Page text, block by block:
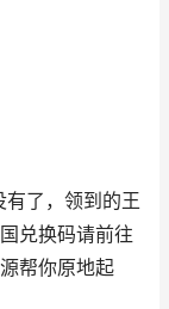
有了，领到的王
兑换码请前往
帮你原地起